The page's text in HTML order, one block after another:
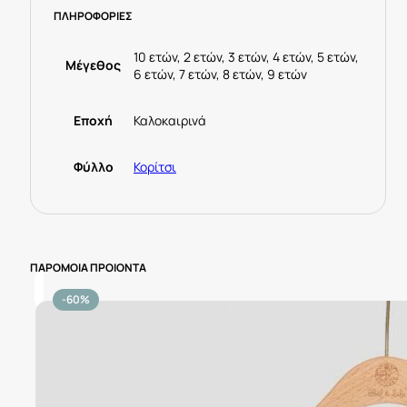
Μανταρινί
ΠΛΗΡΟΦΟΡΙΕΣ
Μέγεθος
10 ετών, 2 ετών, 3 ετών, 4 ετών, 5 ετών,
6 ετών, 7 ετών, 8 ετών, 9 ετών
Εποχή Καλοκαιρινά
Φύλλο Κορίτσι
ΠΑΡΟΜΟΙΑ ΠΡΟΙΟΝΤΑ
-60%